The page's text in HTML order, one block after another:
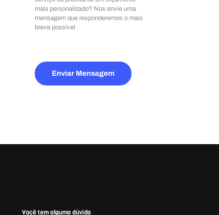
mais personalizado? Nos envie uma
mensagem que responderemos o mais
breve possível
Enviar Mensagem
Você tem alguma dúvida